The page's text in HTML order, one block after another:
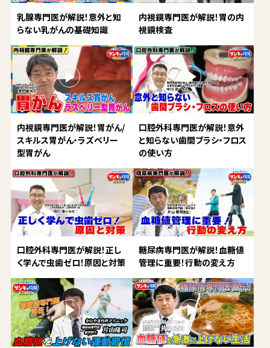
乳腺専門医が解説！意外と知
らない乳がんの基礎知識
内視鏡専門医が解説！胃の内
視鏡検査
内視鏡専門医が解説！胃がん/
スキルス胃がん・ラズベリー
型胃がん
口腔外科専門医が解説！意外
と知らない歯間ブラシ・フロス
の使い方
口腔外科専門医が解説！正し
く学んで虫歯ゼロ！原因と対策
糖尿病専門医が解説！血糖値
管理に重要！行動の変え方